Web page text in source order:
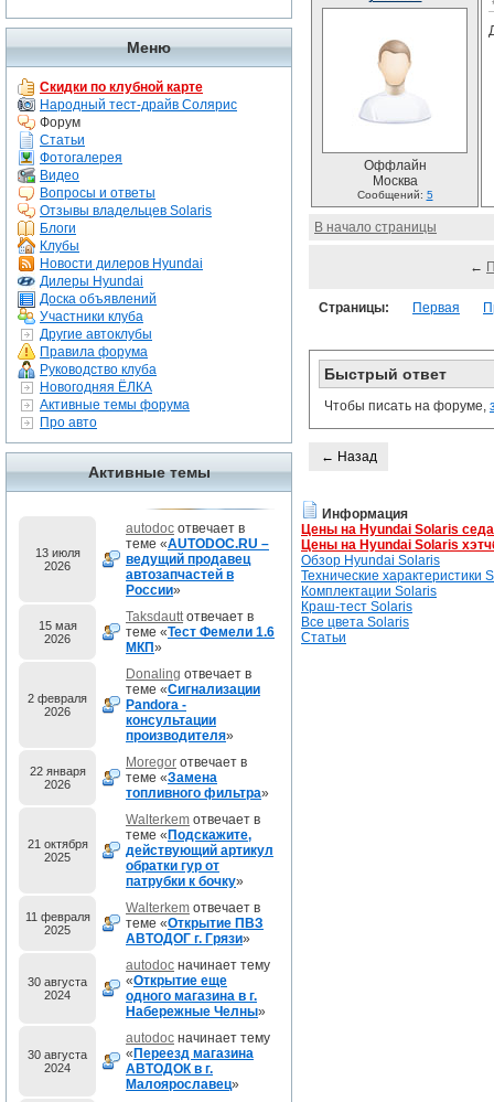
Меню
Скидки по клубной карте
Народный тест-драйв Солярис
Форум
Статьи
Фотогалерея
Видео
Вопросы и ответы
Отзывы владельцев Solaris
Блоги
Клубы
Новости дилеров Hyundai
Дилеры Hyundai
Доска объявлений
Участники клуба
Другие автоклубы
Правила форума
Руководство клуба
Новогодняя ЁЛКА
Активные темы форума
Про авто
Активные темы
13 июля
2026
autodoc отвечает в
теме «AUTODOC.RU –
ведущий продавец
автозапчастей в
России»
15 мая
2026
Taksdauttотвечает в
теме «Тест Фемели 1.6
МКП»
2 февраля
2026
Donaling отвечает в
теме «Сигнализации
Pandora -
консультации
производителя»
22 января
2026
Moregor отвечает в
теме «Замена
топливного фильтра»
21 октября
2025
Walterkem отвечает в
теме « Подскажите,
действующий артикул
обратки гур от
патрубки к бочку»
11 февраля
2025
Walterkem отвечает в
теме «Открытие ПВЗ
АВТОДОГ г. Грязи»
30 августа
2024
autodoc начинает тему
«Открытие еще
одного магазина в г.
Набережные Челны»
30 августа
2024
autodoc начинает тему
« Переезд магазина
АВТОДОК в г.
Малоярославец»
Оффлайн
Москва
Сообщений: 5
В начало страницы
←
Страницы: Первая
Быстрый ответ
Чтобы писать на форуме,
← Назад
Информация
Цены на Hyundai Solaris
Цены на Hyundai Solaris
Обзор Hyundai Solaris
Технические характеристики
Комплектации Solaris
Краш-тест Solaris
Все цвета Solaris
Статьи